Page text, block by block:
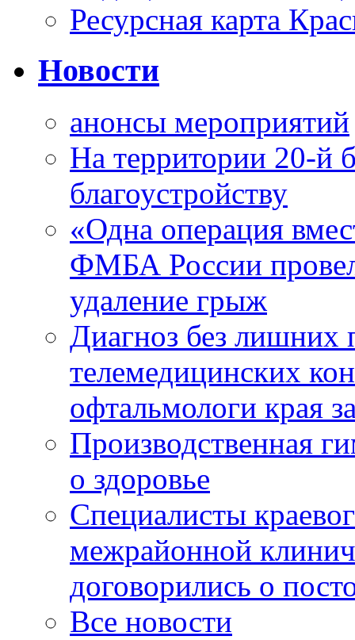
Ресурсная карта
Новости
анонсы мероприятий
На территории 20-й
благоустройству
«Одна операция
ФМБА России
удаление грыж
Диагноз без лишних
телемедицинских
офтальмологи края
Производственная
о здоровье
Специалисты
межрайонной
договорились о
Все новости